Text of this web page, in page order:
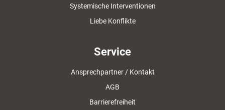
Systemische Interventionen
Liebe Konflikte
Service
Ansprechpartner / Kontakt
AGB
Barrierefreiheit